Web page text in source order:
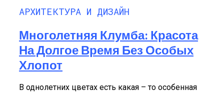
АРХИТЕКТУРА И ДИЗАЙН
Многолетняя Клумба: Красота
На Долгое Время Без Особых
Хлопот
В однолетних цветах есть какая – то особенная